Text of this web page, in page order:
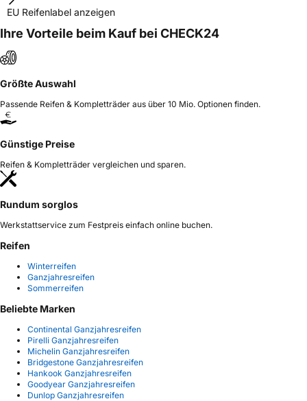
EU Reifenlabel anzeigen
Ihre Vorteile beim Kauf bei CHECK24
Größte Auswahl
Passende Reifen & Kompletträder aus über 10 Mio. Optionen finden.
Günstige Preise
Reifen & Kompletträder vergleichen und sparen.
Rundum sorglos
Werkstattservice zum Festpreis einfach online buchen.
Reifen
Winterreifen
Ganzjahresreifen
Sommerreifen
Beliebte Marken
Continental Ganzjahresreifen
Pirelli Ganzjahresreifen
Michelin Ganzjahresreifen
Bridgestone Ganzjahresreifen
Hankook Ganzjahresreifen
Goodyear Ganzjahresreifen
Dunlop Ganzjahresreifen